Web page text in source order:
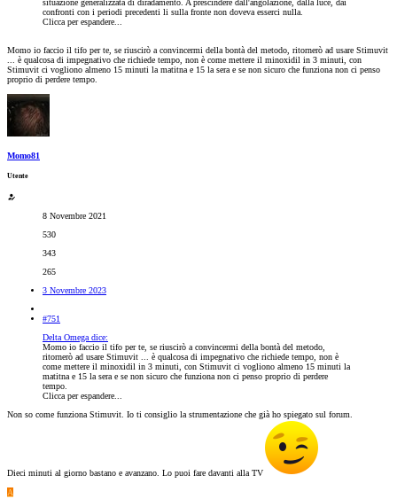
situazione generalizzata di diradamento. A prescindere dall'angolazione, dalla luce, dai
confronti con i periodi precedenti li sulla fronte non doveva esserci nulla.
Clicca per espandere...
Momo io faccio il tifo per te, se riuscirò a convincermi della bontà del metodo, ritornerò ad usare Stimuvit
... è qualcosa di impegnativo che richiede tempo, non è come mettere il minoxidil in 3 minuti, con
Stimuvit ci vogliono almeno 15 minuti la matitna e 15 la sera e se non sicuro che funziona non ci penso
proprio di perdere tempo.
Momo81
Utente
8 Novembre 2021
530
343
265
3 Novembre 2023
#751
Delta Omega dice:
Momo io faccio il tifo per te, se riuscirò a convincermi della bontà del metodo,
ritornerò ad usare Stimuvit ... è qualcosa di impegnativo che richiede tempo, non è
come mettere il minoxidil in 3 minuti, con Stimuvit ci vogliono almeno 15 minuti la
matitna e 15 la sera e se non sicuro che funziona non ci penso proprio di perdere
tempo.
Clicca per espandere...
Non so come funziona Stimuvit. Io ti consiglio la strumentazione che già ho spiegato sul forum.
Dieci minuti al giorno bastano e avanzano. Lo puoi fare davanti alla TV
A